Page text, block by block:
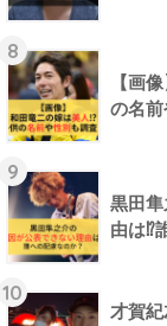
8
【画
の名前
9
黒田
由は⁉︎
10
才賀